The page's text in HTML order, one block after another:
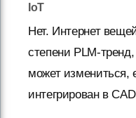
IoT
Нет. Интернет
степени PLM-
может измениться,
интегрирован в